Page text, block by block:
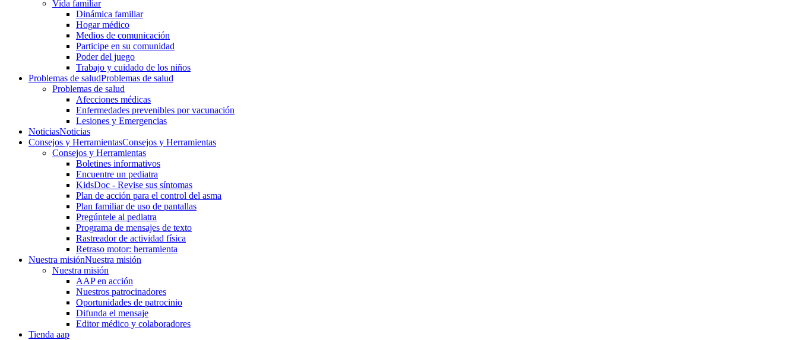
Vida familiar
Dinámica familiar
Hogar médico
Medios de comunicación
Participe en su comunidad
Poder del juego
Trabajo y cuidado de los niños
Problemas de saludProblemas de salud
Problemas de salud
Afecciones médicas
Enfermedades prevenibles por vacunación
Lesiones y Emergencias
NoticiasNoticias
Consejos y HerramientasConsejos y Herramientas
Consejos y Herramientas
Boletines informativos
Encuentre un pediatra
KidsDoc - Revise sus síntomas
Plan de acción para el control del asma
Plan familiar de uso de pantallas
Pregúntele al pediatra
Programa de mensajes de texto
Rastre​​ador de activida​d física
Retraso motor: herramienta
Nuestra misiónNuestra misión
Nuestra misión
AAP en acción
Nuestros patrocinadores
Oportunidades de patrocinio
Difunda el mensaje
Editor médico y colaboradores
Tienda aap